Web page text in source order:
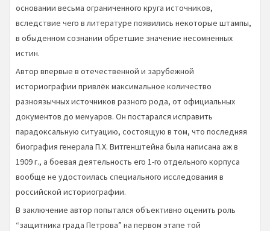
основании весьма ограниченного круга источников,
вследствие чего в литературе появились некоторые штампы,
в обыденном сознании обретшие значение несомненных
истин.
Автор впервые в отечественной и зарубежной
историографии привлёк максимальное количество
разноязычных источников разного рода, от официальных
документов до мемуаров. Он постарался исправить
парадоксальную ситуацию, состоящую в том, что последняя
биография генерала П.Х. Витгенштейна была написана аж в
1909 г., а боевая деятельность его 1-го отдельного корпуса
вообще не удостоилась специального исследования в
российской историографии.
В заключение автор попытался объективно оценить роль
“защитника града Петрова” на первом этапе той